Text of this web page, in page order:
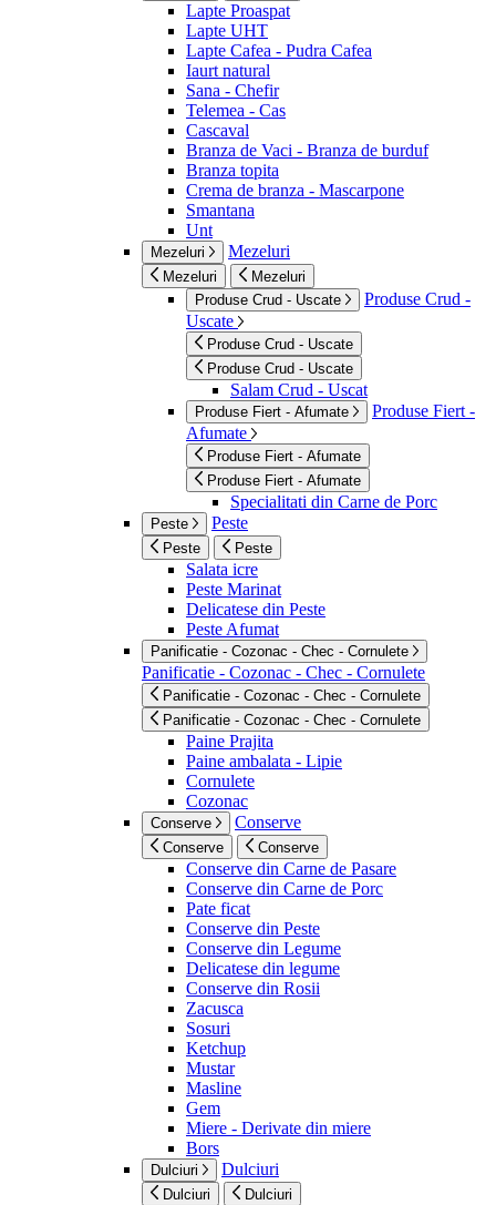
Lapte Proaspat
Lapte UHT
Lapte Cafea - Pudra Cafea
Iaurt natural
Sana - Chefir
Telemea - Cas
Cascaval
Branza de Vaci - Branza de burduf
Branza topita
Crema de branza - Mascarpone
Smantana
Unt
Mezeluri Mezeluri
Mezeluri
Mezeluri
Produse Crud - Uscate
Produse Crud -
Uscate
Produse Crud - Uscate
Produse Crud - Uscate
Salam Crud - Uscat
Produse Fiert - Afumate
Produse Fiert -
Afumate
Produse Fiert - Afumate
Produse Fiert - Afumate
Specialitati din Carne de Porc
Peste Peste
Peste Peste
Salata icre
Peste Marinat
Delicatese din Peste
Peste Afumat
Panificatie - Cozonac - Chec - Cornulete
Panificatie - Cozonac - Chec - Cornulete
Panificatie - Cozonac - Chec - Cornulete
Panificatie - Cozonac - Chec - Cornulete
Paine Prajita
Paine ambalata - Lipie
Cornulete
Cozonac
Conserve Conserve
Conserve Conserve
Conserve din Carne de Pasare
Conserve din Carne de Porc
Pate ficat
Conserve din Peste
Conserve din Legume
Delicatese din legume
Conserve din Rosii
Zacusca
Sosuri
Ketchup
Mustar
Masline
Gem
Miere - Derivate din miere
Bors
Dulciuri Dulciuri
Dulciuri Dulciuri